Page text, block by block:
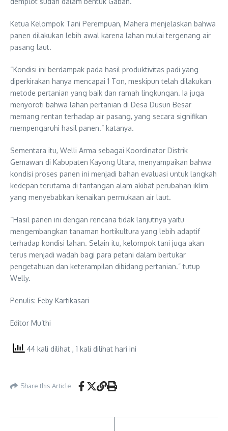
Ketua Kelompok Tani Perempuan, Mahera menjelaskan bahwa
panen dilakukan lebih awal karena lahan mulai tergenang air
pasang laut.
“Kondisi ini berdampak pada hasil produktivitas padi yang
diperkirakan hanya mencapai 1 Ton, meskipun telah dilakukan
metode pertanian yang baik dan ramah lingkungan. Ia juga
menyoroti bahwa lahan pertanian di Desa Dusun Besar
memang rentan terhadap air pasang, yang secara signifikan
mempengaruhi hasil panen.” katanya.
Sementara itu, Welli Arma sebagai Koordinator Distrik
Gemawan di Kabupaten Kayong Utara, menyampaikan bahwa
kondisi proses panen ini menjadi bahan evaluasi untuk langkah
kedepan terutama di tantangan alam akibat perubahan iklim
yang menyebabkan kenaikan permukaan air laut.
“Hasil panen ini dengan rencana tidak lanjutnya yaitu
mengembangkan tanaman hortikultura yang lebih adaptif
terhadap kondisi lahan. Selain itu, kelompok tani juga akan
terus menjadi wadah bagi para petani dalam bertukar
pengetahuan dan keterampilan dibidang pertanian.” tutup
Welly.
Penulis: Feby Kartikasari
Editor Mu’thi
44 kali dilihat , 1 kali dilihat hari ini
Share this Article